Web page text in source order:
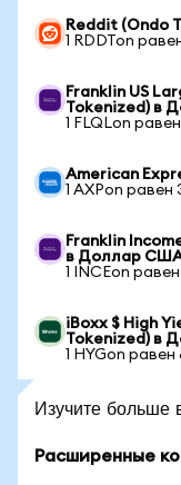
Reddit (Ondo
1 RDDTon
Franklin US
Tokenized) в
1 FLQLon
American
1 AXPon равен
Franklin
в Доллар
1 INCEon
iBoxx $ High
Tokenized) в
1 HYGon равен
Изучите больше
Расширенные